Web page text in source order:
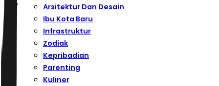
Arsitektur Dan Desain
Ibu Kota Baru
Infrastruktur
Zodiak
Kepribadian
Parenting
Kuliner